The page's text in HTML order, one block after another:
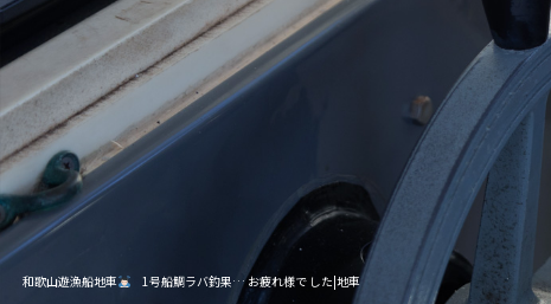
和歌山遊漁船地車 1号船鯛ラバ釣果… お疲れ様で した|地車